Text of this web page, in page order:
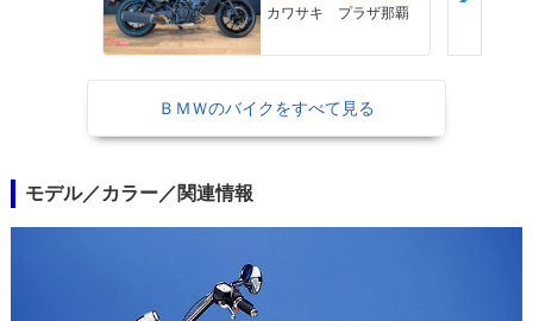
カワサキ プラザ那覇
ＢＭＷのバイクをすべて見る
モデル／カラー／関連情報